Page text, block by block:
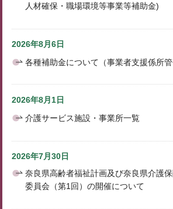
人材確保・職場環境等事業等補助金)
2026年8月6日
各種補助金について（事業者支援係所管
2026年8月1日
介護サービス施設・事業所一覧
2026年7月30日
奈良県高齢者福祉計画及び奈良県介護
委員会（第1回）の開催について